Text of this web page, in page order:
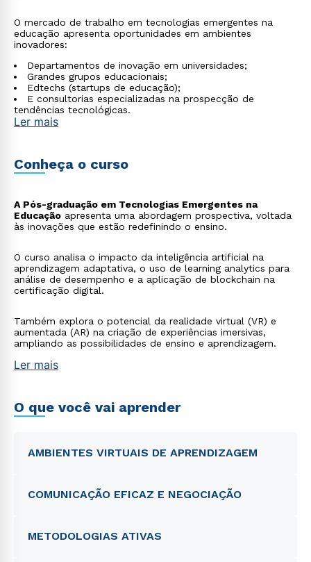
O mercado de trabalho em tecnologias emergentes na
educação apresenta oportunidades em ambientes
inovadores:
Departamentos de inovação em universidades;
Grandes grupos educacionais;
Edtechs (startups de educação);
E consultorias especializadas na prospecção de
tendências tecnológicas.
Ler mais
Conheça o curso
A Pós-graduação em Tecnologias Emergentes na
Educação apresenta uma abordagem prospectiva, voltada
às inovações que estão redefinindo o ensino.
O curso analisa o impacto da inteligência artificial na
aprendizagem adaptativa, o uso de learning analytics para
análise de desempenho e a aplicação de blockchain na
certificação digital.
Também explora o potencial da realidade virtual (VR) e
aumentada (AR) na criação de experiências imersivas,
ampliando as possibilidades de ensino e aprendizagem.
Ler mais
O que você vai aprender
AMBIENTES VIRTUAIS DE APRENDIZAGEM
COMUNICAÇÃO EFICAZ E NEGOCIAÇÃO
METODOLOGIAS ATIVAS